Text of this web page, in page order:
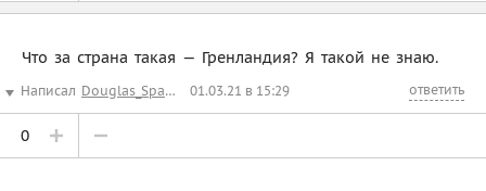
Что за страна такая — Гренландия? Я такой не знаю.
Написал Douglas_Spaulding 01.03.21 в 15:29 ответить
0